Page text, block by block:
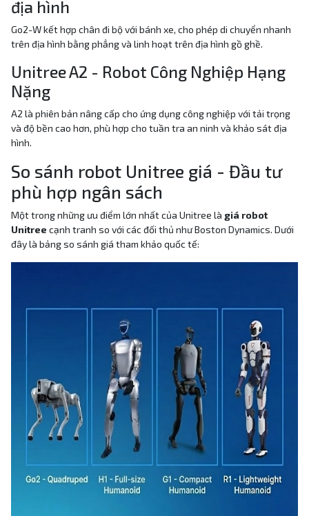
địa hình
Go2-W kết hợp chân đi bộ với bánh xe, cho phép di chuyển nhanh
trên địa hình bằng phẳng và linh hoạt trên địa hình gồ ghề.
Unitree A2 - Robot Công Nghiệp Hạng
Nặng
A2 là phiên bản nâng cấp cho ứng dụng công nghiệp với tải trọng
và độ bền cao hơn, phù hợp cho tuần tra an ninh và khảo sát địa
hình.
So sánh robot Unitree giá - Đầu tư
phù hợp ngân sách
Một trong những ưu điểm lớn nhất của Unitree là giá robot
Unitree cạnh tranh so với các đối thủ như Boston Dynamics. Dưới
đây là bảng so sánh giá tham khảo quốc tế: